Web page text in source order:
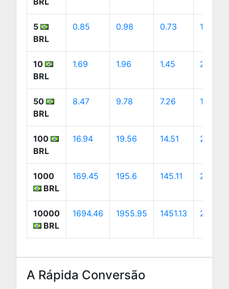
5
BRL
0.85 0.98 0.73 1.37
10
BRL
1.69 1.96 1.45 2.74
50
BRL
8.47 9.78 7.26 13.71
100
BRL
16.94 19.56 14.51 27.41
1000
BRL
169.45 195.6 145.11 274.11
10000
BRL
1694.46 1955.95 1451.13 2741.14
A Rápida Conversão